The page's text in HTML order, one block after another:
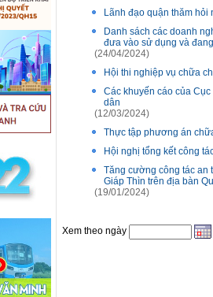
Lãnh đạo quận thăm hỏi
Danh sách các doanh
đưa vào sử dụng và
(24/04/2024)
Hội thi nghiệp vụ chữa
Các khuyến cáo của
dân
(12/03/2024)
Thực tập phương án
Hội nghị tổng kết công
Tăng cường công tác an
Giáp Thìn trên địa bàn
(19/01/2024)
Xem theo ngày